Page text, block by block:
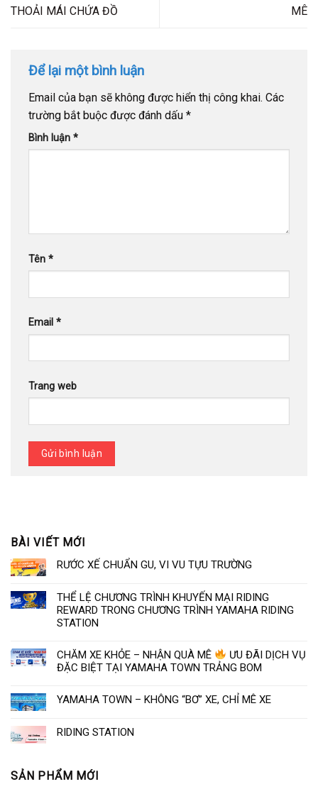
THOẢI MÁI CHỨA ĐỒ
MÊ
Để lại một bình luận
Email của bạn sẽ không được hiển thị công khai. Các
trường bắt buộc được đánh dấu *
Bình luận *
Tên *
Email *
Trang web
BÀI VIẾT MỚI
RƯỚC XẾ CHUẨN GU, VI VU TỰU TRƯỜNG
THỂ LỆ CHƯƠNG TRÌNH KHUYẾN MẠI RIDING
REWARD TRONG CHƯƠNG TRÌNH YAMAHA RIDING
STATION
CHĂM XE KHỎE – NHẬN QUÀ MÊ
ƯU ĐÃI DỊCH VỤ
ĐẶC BIỆT TẠI YAMAHA TOWN TRẢNG BOM
YAMAHA TOWN – KHÔNG “BƠ” XE, CHỈ MÊ XE
RIDING STATION
SẢN PHẨM MỚI